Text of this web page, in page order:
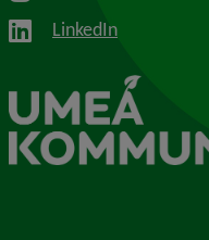
LinkedIn